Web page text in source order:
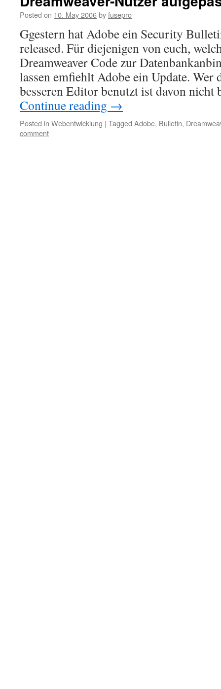
Posted on 10. May 2006byfusepro
Ggestern hat Adobe ein Security
released. Für diejenigen von euch,
Dreamweaver Code zur
lassen emfiehlt Adobe ein Update. Wer
besseren Editor benutzt ist davon
Continue reading →
Posted in Webentwicklung | Tagged Adobe, Bulletin,
comment